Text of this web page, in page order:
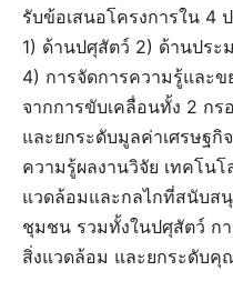
รับข้อเสนอโครงการใน 4
1) ด้านปศุสัตว์ 2) ด้านประ
4) การจัดการความรู้และ
จากการขับเคลื่อนทั้ง 2 กร
และยกระดับมูลค่าเศรษฐกิ
ความรู้ผลงานวิจัย เทคโน
แวดล้อมและกลไกที่สนับส
ชุมชน รวมทั้งในปศุสัตว์ ก
สิ่งแวดล้อม และยกระดับ